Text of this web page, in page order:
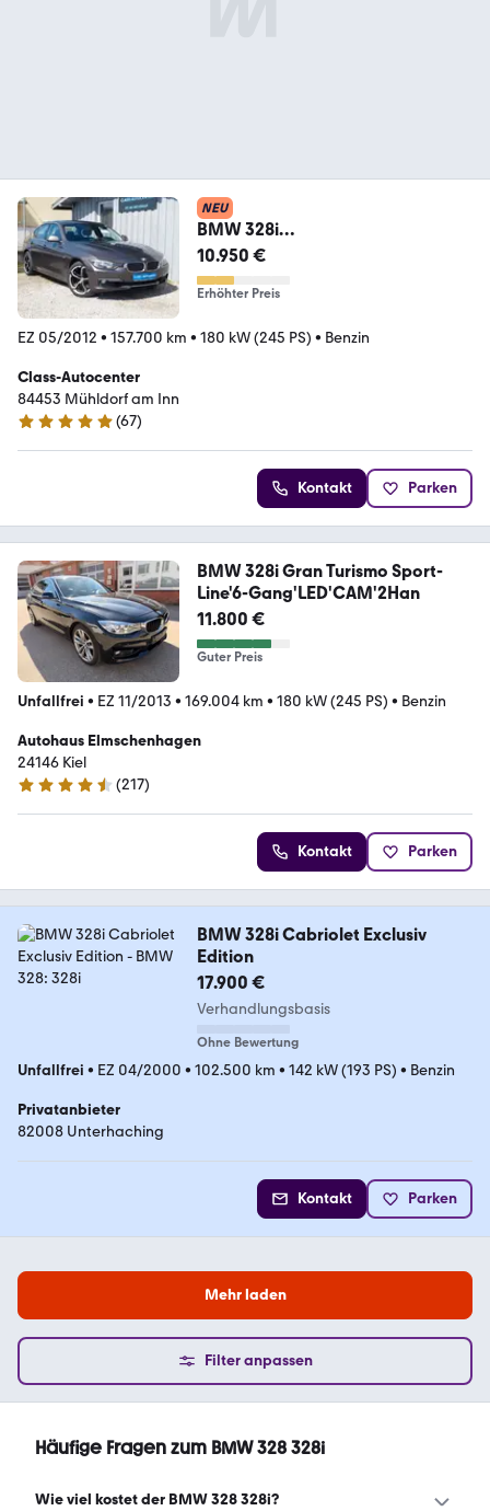
NEU
BMW 328i
Lim.Luxury|Navi|AHK|Tempomat|A
TM 80tkm
10.950 €
Erhöhter Preis
EZ 05/2012 • 157.700 km • 180 kW (245 PS) • Benzin
Class-Autocenter
84453 Mühldorf am Inn
5 Sterne
(67)
Kontakt Parken
BMW 328i Gran Turismo Sport-
Line'6-Gang'LED'CAM'2Han
11.800 €
Guter Preis
Unfallfrei • EZ 11/2013 • 169.004 km • 180 kW (245 PS) • Benzin
Autohaus Elmschenhagen
24146 Kiel
4.7 Sterne
(217)
Kontakt Parken
BMW 328i Cabriolet Exclusiv
Edition
17.900 €
Verhandlungsbasis
Ohne Bewertung
Unfallfrei • EZ 04/2000 • 102.500 km • 142 kW (193 PS) • Benzin
Privatanbieter
82008 Unterhaching
Kontakt Parken
Mehr laden
Filter anpassen
Häufige Fragen zum BMW 328 328i
Wie viel kostet der BMW 328 328i?